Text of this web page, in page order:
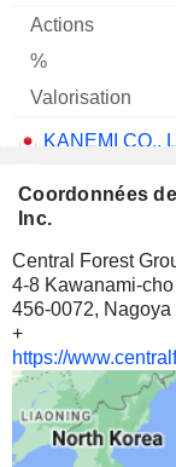
KANEMI CO.,
VALOR
HOUSE
Coordonnées
Inc.
Central Forest
4-8 Kawanami-cho
456-0072, Nagoya
+
https://